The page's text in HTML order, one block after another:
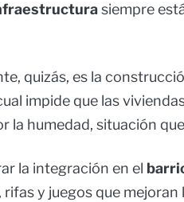
siempre
quizás, es la
impide que las
la humedad, situación
la integración en el
rifas y juegos que